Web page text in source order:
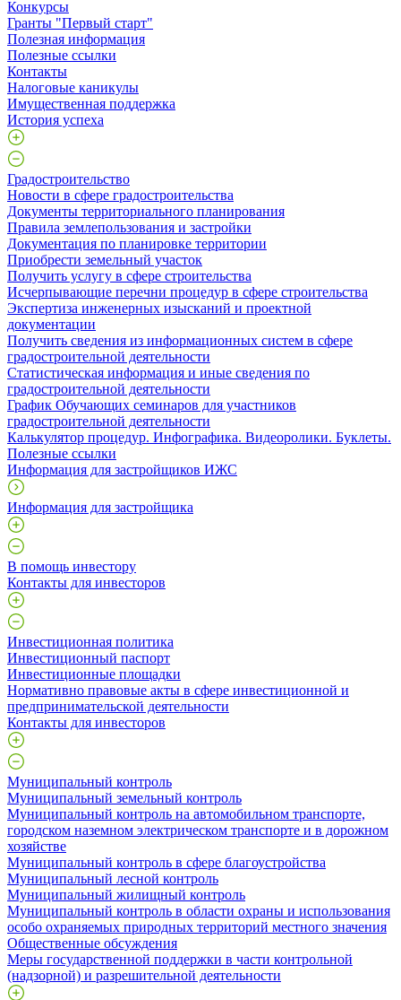
Конкурсы
Гранты "Первый старт"
Полезная информация
Полезные ссылки
Контакты
Налоговые каникулы
Имущественная поддержка
История успеха
Градостроительство
Новости в сфере градостроительства
Документы территориального планирования
Правила землепользования и застройки
Документация по планировке территории
Приобрести земельный участок
Получить услугу в сфере строительства
Исчерпывающие перечни процедур в сфере строительства
Экспертиза инженерных изысканий и проектной
документации
Получить сведения из информационных систем в сфере
градостроительной деятельности
Статистическая информация и иные сведения по
градостроительной деятельности
График Обучающих семинаров для участников
градостроительной деятельности
Калькулятор процедур. Инфографика. Видеоролики. Буклеты.
Полезные ссылки
Информация для застройщиков ИЖС
Информация для застройщика
В помощь инвестору
Контакты для инвесторов
Инвестиционная политика
Инвестиционный паспорт
Инвестиционные площадки
Нормативно правовые акты в сфере инвестиционной и
предпринимательской деятельности
Контакты для инвесторов
Муниципальный контроль
Муниципальный земельный контроль
Муниципальный контроль на автомобильном транспорте,
городском наземном электрическом транспорте и в дорожном
хозяйстве
Муниципальный контроль в сфере благоустройства
Муниципальный лесной контроль
Муниципальный жилищный контроль
Муниципальный контроль в области охраны и использования
особо охраняемых природных территорий местного значения
Общественные обсуждения
Меры государственной поддержки в части контрольной
(надзорной) и разрешительной деятельности